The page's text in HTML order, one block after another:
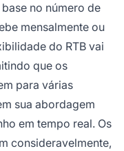
no número de
mensalmente ou
do RTB vai
que os
para várias
sua abordagem
em tempo real. Os
consideravelmente,